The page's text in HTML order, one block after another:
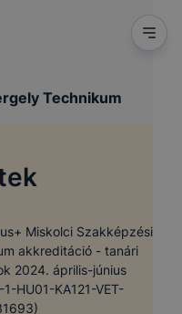
Technikum
Miskolci Szakképzési
akkreditáció - tanári
2024. április-június
HU01-KA121-VET-